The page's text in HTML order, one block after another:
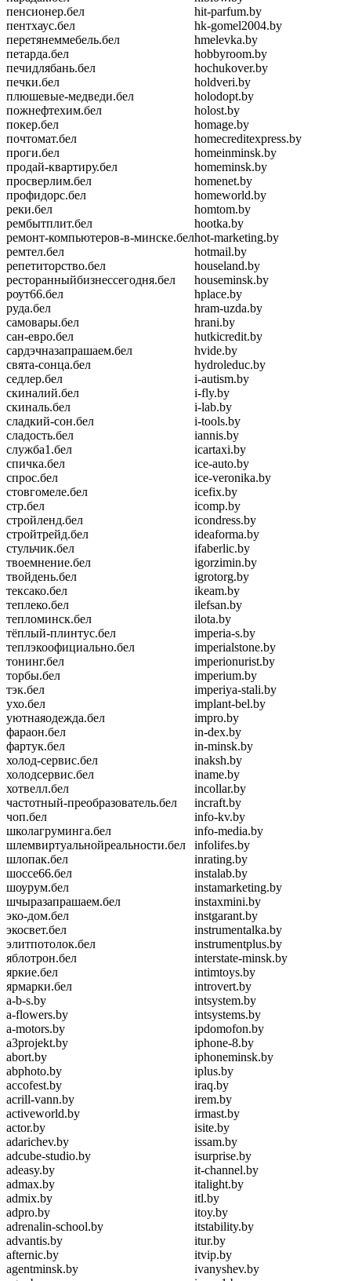
пенсионер.бел
пентхаус.бел
перетянеммебель.бел
петарда.бел
печидлябань.бел
печки.бел
плюшевые-медведи.бел
пожнефтехим.бел
покер.бел
почтомат.бел
проги.бел
продай-квартиру.бел
просверлим.бел
профидорс.бел
реки.бел
рембытплит.бел
ремонт-компьютеров-в-минске.бел
ремтел.бел
репетиторство.бел
ресторанныйбизнессегодня.бел
роут66.бел
руда.бел
самовары.бел
сан-евро.бел
сардэчназапрашаем.бел
свята-сонца.бел
седлер.бел
скиналий.бел
скиналь.бел
сладкий-сон.бел
сладость.бел
служба1.бел
спичка.бел
спрос.бел
стовгомеле.бел
стр.бел
стройленд.бел
стройтрейд.бел
стульчик.бел
твоемнение.бел
твойдень.бел
тексако.бел
теплеко.бел
тепломинск.бел
тёплый-плинтус.бел
теплэкоофициально.бел
тонинг.бел
торбы.бел
тэк.бел
ухо.бел
уютнаяодежда.бел
фараон.бел
фартук.бел
холод-сервис.бел
холодсервис.бел
хотвелл.бел
частотный-преобразователь.бел
чоп.бел
школагруминга.бел
шлемвиртуальнойреальности.бел
шлопак.бел
шоссе66.бел
шоурум.бел
шчыразапрашаем.бел
эко-дом.бел
экосвет.бел
элитпотолок.бел
яблотрон.бел
яркие.бел
ярмарки.бел
a-b-s.by
a-flowers.by
a-motors.by
a3projekt.by
abort.by
abphoto.by
accofest.by
acrill-vann.by
activeworld.by
actor.by
adarichev.by
adcube-studio.by
adeasy.by
admax.by
admix.by
adpro.by
adrenalin-school.by
advantis.by
afternic.by
agentminsk.by
hit-parfum.by
hk-gomel2004.by
hmelevka.by
hobbyroom.by
hochukover.by
holdveri.by
holodopt.by
holost.by
homage.by
homecreditexpress.by
homeinminsk.by
homeminsk.by
homenet.by
homeworld.by
homtom.by
hootka.by
hot-marketing.by
hotmail.by
houseland.by
houseminsk.by
hplace.by
hram-uzda.by
hrani.by
hutkicredit.by
hvide.by
hydroleduc.by
i-autism.by
i-fly.by
i-lab.by
i-tools.by
iannis.by
icartaxi.by
ice-auto.by
ice-veronika.by
icefix.by
icomp.by
icondress.by
ideaforma.by
ifaberlic.by
igorzimin.by
igrotorg.by
ikeam.by
ilefsan.by
ilota.by
imperia-s.by
imperialstone.by
imperionurist.by
imperium.by
imperiya-stali.by
implant-bel.by
impro.by
in-dex.by
in-minsk.by
inaksh.by
iname.by
incollar.by
incraft.by
info-kv.by
info-media.by
infolifes.by
inrating.by
instalab.by
instamarketing.by
instaxmini.by
instgarant.by
instrumentalka.by
instrumentplus.by
interstate-minsk.by
intimtoys.by
introvert.by
intsystem.by
intsystems.by
ipdomofon.by
iphone-8.by
iphoneminsk.by
iplus.by
iraq.by
irem.by
irmast.by
isite.by
issam.by
isurprise.by
it-channel.by
italight.by
itl.by
itoy.by
itstability.by
itur.by
itvip.by
ivanyshev.by